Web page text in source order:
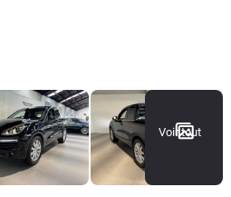
Voir tout